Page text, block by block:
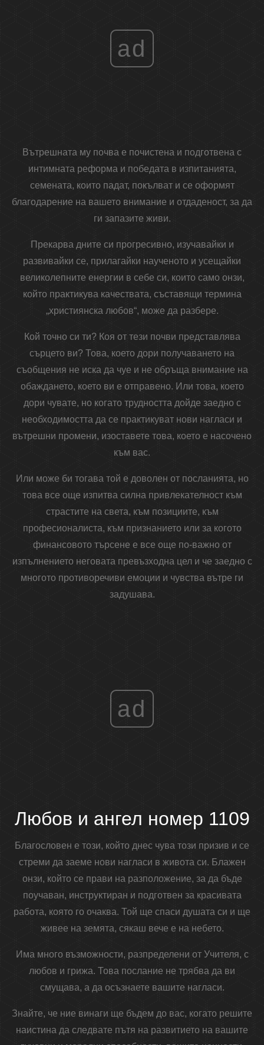
ad
Вътрешната му почва е почистена и подготвена с
интимната реформа и победата в изпитанията,
семената, които падат, покълват и се оформят
благодарение на вашето внимание и отдаденост, за да
ги запазите живи.
Прекарва дните си прогресивно, изучавайки и
развивайки се, прилагайки наученото и усещайки
великолепните енергии в себе си, които само онзи,
който практикува качествата, съставящи термина
„християнска любов“, може да разбере.
Кой точно си ти? Коя от тези почви представлява
сърцето ви? Това, което дори получаването на
съобщения не иска да чуе и не обръща внимание на
обаждането, което ви е отправено. Или това, което
дори чувате, но когато трудността дойде заедно с
необходимостта да се практикуват нови нагласи и
вътрешни промени, изоставете това, което е насочено
към вас.
Или може би тогава той е доволен от посланията, но
това все още изпитва силна привлекателност към
страстите на света, към позициите, към
професионалиста, към признанието или за когото
финансовото търсене е все още по-важно от
изпълнението неговата превъзходна цел и че заедно с
многото противоречиви емоции и чувства вътре ги
задушава.
ad
Любов и ангел номер 1109
Благословен е този, който днес чува този призив и се
стреми да заеме нови нагласи в живота си. Блажен
онзи, който се прави на разположение, за да бъде
поучаван, инструктиран и подготвен за красивата
работа, която го очаква. Той ще спаси душата си и ще
живее на земята, сякаш вече е на небето.
Има много възможности, разпределени от Учителя, с
любов и грижа. Това послание не трябва да ви
смущава, а да осъзнаете вашите нагласи.
Знайте, че ние винаги ще бъдем до вас, когато решите
наистина да следвате пътя на развитието на вашите